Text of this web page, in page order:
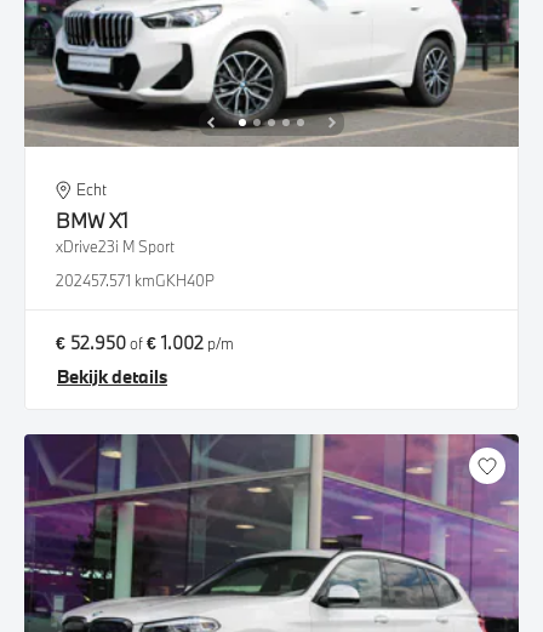
Echt
BMWX1
xDrive23i M Sport
202457.571 kmGKH40P
€ 52.950of€ 1.002 p/m
Bekijk details